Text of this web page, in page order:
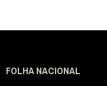
FOLHA NACIONAL